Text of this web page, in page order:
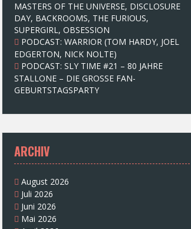
MASTERS OF THE UNIVERSE, DISCLOSURE
DAY, BACKROOMS, THE FURIOUS,
SUPERGIRL, OBSESSION
PODCAST: WARRIOR (TOM HARDY, JOEL
EDGERTON, NICK NOLTE)
PODCAST: SLY TIME #21 – 80 JAHRE
STALLONE – DIE GROSSE FAN-
GEBURTSTAGSPARTY
ARCHIV
August 2026
Juli 2026
Juni 2026
Mai 2026